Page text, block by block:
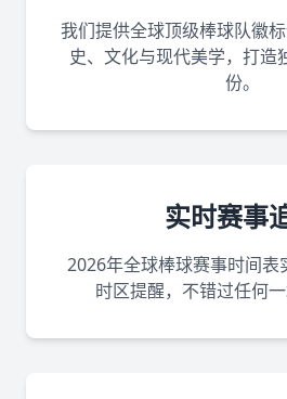
我们提供全球顶级棒球队徽
史、文化与现代美学，打造
份。
实时赛事
2026年全球棒球赛事时间表
时区提醒，不错过任何一